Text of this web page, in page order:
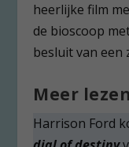
heerlijke film
de bioscoop
besluit van een
Meer lezen
Harrison Ford